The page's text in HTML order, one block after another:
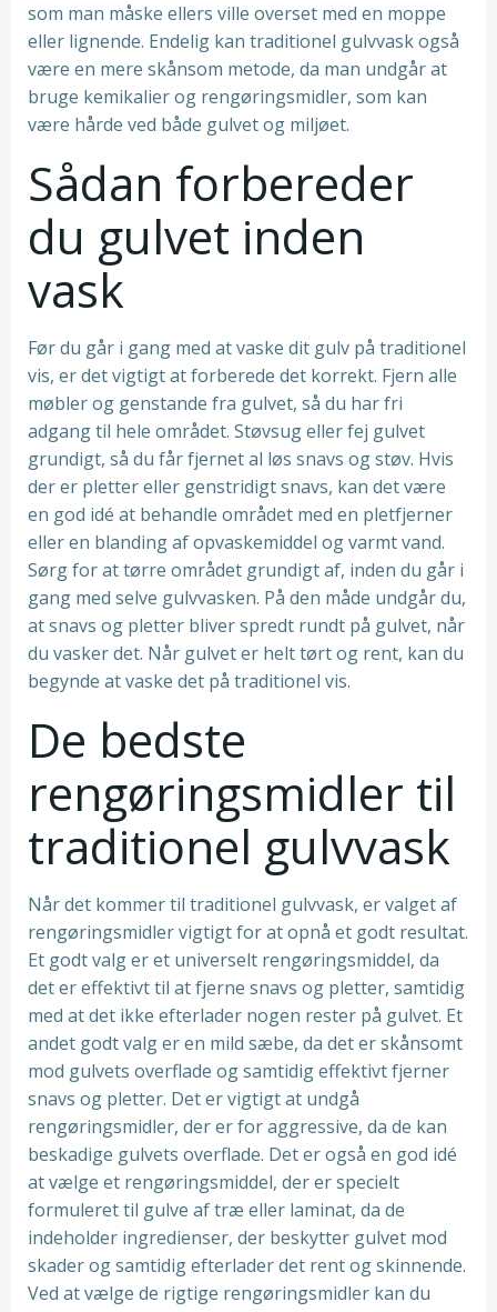
som man måske ellers ville overset med en moppe
eller lignende. Endelig kan traditionel gulvvask også
være en mere skånsom metode, da man undgår at
bruge kemikalier og rengøringsmidler, som kan
være hårde ved både gulvet og miljøet.
Sådan forbereder
du gulvet inden
vask
Før du går i gang med at vaske dit gulv på traditionel
vis, er det vigtigt at forberede det korrekt. Fjern alle
møbler og genstande fra gulvet, så du har fri
adgang til hele området. Støvsug eller fej gulvet
grundigt, så du får fjernet al løs snavs og støv. Hvis
der er pletter eller genstridigt snavs, kan det være
en god idé at behandle området med en pletfjerner
eller en blanding af opvaskemiddel og varmt vand.
Sørg for at tørre området grundigt af, inden du går i
gang med selve gulvvasken. På den måde undgår du,
at snavs og pletter bliver spredt rundt på gulvet, når
du vasker det. Når gulvet er helt tørt og rent, kan du
begynde at vaske det på traditionel vis.
De bedste
rengøringsmidler til
traditionel gulvvask
Når det kommer til traditionel gulvvask, er valget af
rengøringsmidler vigtigt for at opnå et godt resultat.
Et godt valg er et universelt rengøringsmiddel, da
det er effektivt til at fjerne snavs og pletter, samtidig
med at det ikke efterlader nogen rester på gulvet. Et
andet godt valg er en mild sæbe, da det er skånsomt
mod gulvets overflade og samtidig effektivt fjerner
snavs og pletter. Det er vigtigt at undgå
rengøringsmidler, der er for aggressive, da de kan
beskadige gulvets overflade. Det er også en god idé
at vælge et rengøringsmiddel, der er specielt
formuleret til gulve af træ eller laminat, da de
indeholder ingredienser, der beskytter gulvet mod
skader og samtidig efterlader det rent og skinnende.
Ved at vælge de rigtige rengøringsmidler kan du